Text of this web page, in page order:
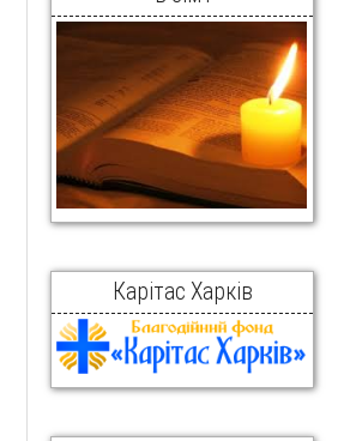
Карітас Харків